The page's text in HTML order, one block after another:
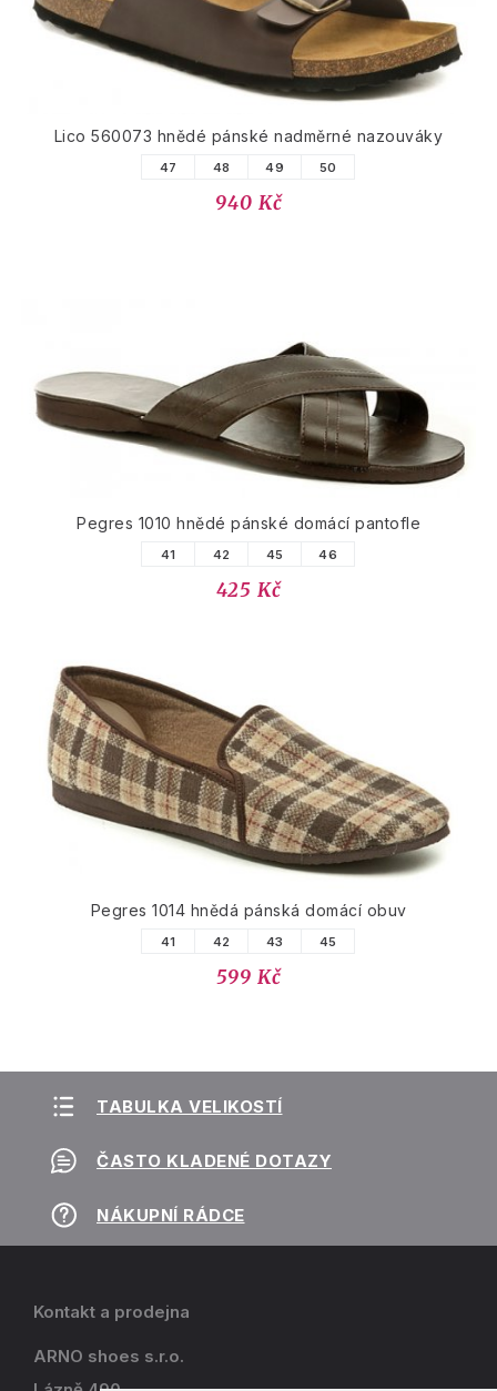
Lico 560073 hnědé pánské nadměrné nazouváky
47 48 49 50
940 Kč
Pegres 1010 hnědé pánské domácí pantofle
41 42 45 46
425 Kč
Pegres 1014 hnědá pánská domácí obuv
41 42 43 45
599 Kč
TABULKA VELIKOSTÍ
ČASTO KLADENÉ DOTAZY
NÁKUPNÍ RÁDCE
Kontakt a prodejna
ARNO shoes s.r.o.